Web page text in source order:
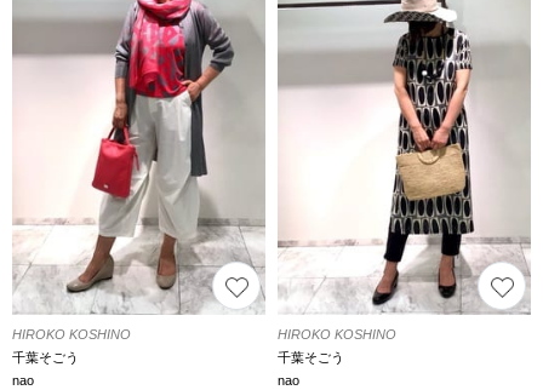
HIROKO KOSHINO
千葉そごう
nao
HIROKO KOSHINO
千葉そごう
nao